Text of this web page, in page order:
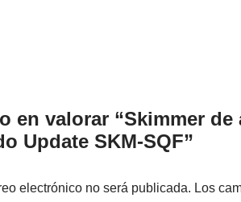
en valorar “Skimmer de
Update SKM-SQF”
electrónico no será publicada. Los